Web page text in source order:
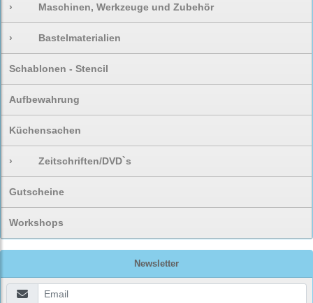
› Maschinen, Werkzeuge und Zubehör
› Bastelmaterialien
Schablonen - Stencil
Aufbewahrung
Küchensachen
› Zeitschriften/DVD`s
Gutscheine
Workshops
Newsletter